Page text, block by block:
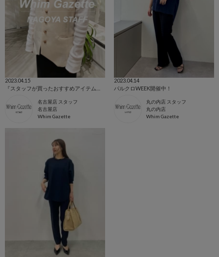
2023.04.15
名古屋店 スタッフ
名古屋店
Whim Gazette
2023.04.14
パルクロWEEK開催中！
丸の内店 スタッフ
丸の内店
Whim Gazette